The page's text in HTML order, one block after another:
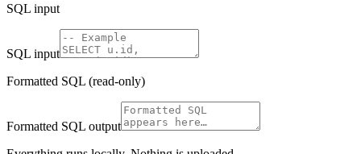
SQL input
SQL input
Formatted SQL (read-only)
Formatted SQL output